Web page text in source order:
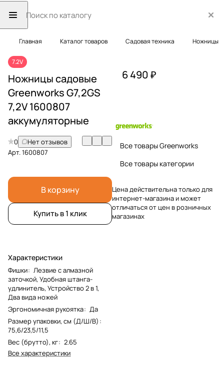
Главная Каталог товаров Садовая техника Ножницы
7.2V
Ножницы садовые
Greenworks G7,2GS
7,2V 1600807
аккумуляторные
0
Нет отзывов
Арт.1600807
В корзину
Купить в 1 клик
Характеристики
Фишки: Лезвие с алмазной
заточкой, Удобная штанга-
удлинитель, Устройство 2 в 1,
Два вида ножей
Эргономичная рукоятка: Да
Размер упаковки, см (Д/Ш/В) :
75,6/23,5/11,5
Вес (брутто), кг: 2.65
Все характеристики
6 490 ₽
Все товары Greenworks
Все товары категории
Цена действительна только для
интернет-магазина и может
отличаться от цен в розничных
магазинах